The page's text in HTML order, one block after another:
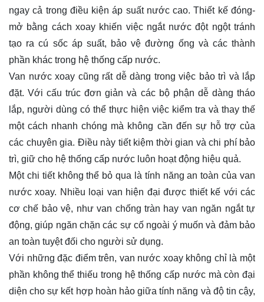
ngay cả trong điều kiện áp suất nước cao. Thiết kế đóng-
mở bằng cách xoay khiến việc ngắt nước đột ngột tránh
tạo ra cú sốc áp suất, bảo vệ đường ống và các thành
phần khác trong hệ thống cấp nước.
Van nước xoay cũng rất dễ dàng trong việc bảo trì và lắp
đặt. Với cấu trúc đơn giản và các bộ phận dễ dàng tháo
lắp, người dùng có thể thực hiện việc kiểm tra và thay thế
một cách nhanh chóng mà không cần đến sự hỗ trợ của
các chuyên gia. Điều này tiết kiệm thời gian và chi phí bảo
trì, giữ cho hệ thống cấp nước luôn hoạt động hiệu quả.
Một chi tiết không thể bỏ qua là tính năng an toàn của van
nước xoay. Nhiều loại van hiện đại được thiết kế với các
cơ chế bảo vệ, như van chống tràn hay van ngăn ngắt tự
động, giúp ngăn chặn các sự cố ngoài ý muốn và đảm bảo
an toàn tuyệt đối cho người sử dụng.
Với những đặc điểm trên, van nước xoay không chỉ là một
phần không thể thiếu trong hệ thống cấp nước mà còn đại
diện cho sự kết hợp hoàn hảo giữa tính năng và độ tin cậy,